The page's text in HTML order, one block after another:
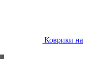
Коврики на